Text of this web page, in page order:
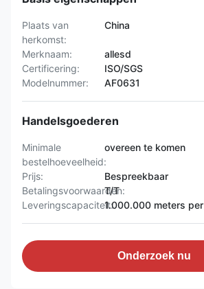
Plaats van
herkomst:
China
Merknaam:
allesd
Certificering:
ISO/SGS
Modelnummer:
AF0631
Handelsgoederen
Minimale
bestelhoeveelheid:
overeen te komen
Prijs:
Bespreekbaar
Betalingsvoorwaarden:
T/T
Leveringscapaciteit:1.000.000 meters
Onderzoek nu